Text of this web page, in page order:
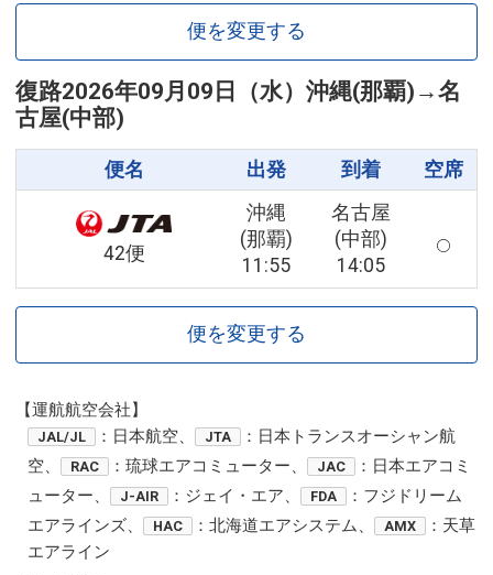
便を変更する
復路2026年09月09日（水） 沖縄(那覇) →名
古屋(中部)
便名 出発 到着 空席
42便
沖縄
(那覇)
11:55
名古屋
(中部)
14:05
便を変更する
【運航航空会社】
JAL/JL ：日本航空、 JTA
：日本トランスオーシャン航
空、
RAC ：琉球エアコミューター、 JAC
：日本エアコミ
ューター、
J-AIR ：ジェイ・エア、 FDA
：フジドリーム
エアラインズ、
HAC ：北海道エアシステム、 AMX
：天草
エアライン